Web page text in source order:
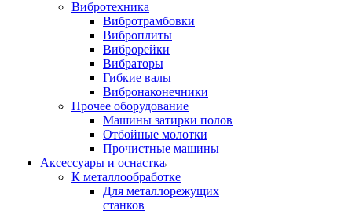
Вибротехника
Вибротрамбовки
Виброплиты
Виброрейки
Вибраторы
Гибкие валы
Вибронаконечники
Прочее оборудование
Машины затирки полов
Отбойные молотки
Прочистные машины
Аксeccyapы и оснастка
К металлообработке
Для металлорежущих
станков